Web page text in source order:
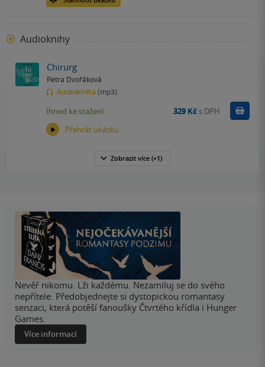
Audioknihy
Chirurg
Petra Dvořáková
Audiokniha (mp3)
Přehrát ukázku
Ihned ke stažení 329 Kč s DPH Koupit
Zobrazit více (+1)
Nevěř nikomu. Lži každému. Nezamiluj se do svého
nepřítele. Předobjednejte si dystopickou romantasy
senzaci, která potěší fanoušky Čtvrtého křídla i Hunger
Games.
Více informací